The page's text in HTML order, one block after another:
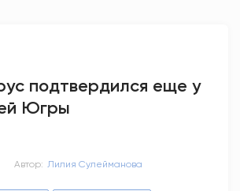
подтвердился еще у
Югры
Автор: Лилия Сулейманова